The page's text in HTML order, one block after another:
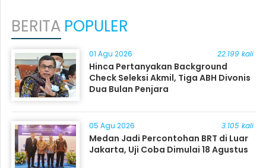
BERITA POPULER
01 Agu 2026 22.199 kali
Hinca Pertanyakan Background
Check Seleksi Akmil, Tiga ABH Divonis
Dua Bulan Penjara
05 Agu 2026 3.105 kali
Medan Jadi Percontohan BRT di Luar
Jakarta, Uji Coba Dimulai 18 Agustus